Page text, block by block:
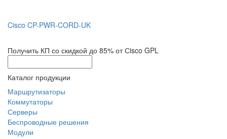
Cisco CP-PWR-CORD-UK
Получить КП со скидкой до 85% от Сisco GPL
Каталог продукции
Маршрутизаторы
Коммутаторы
Серверы
Беспроводные решения
Модули